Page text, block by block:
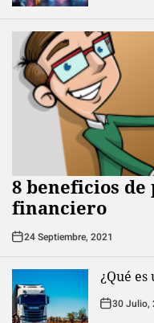
8 beneficios
financiero
24 Septiembre, 2021
¿Qué
30 Julio,